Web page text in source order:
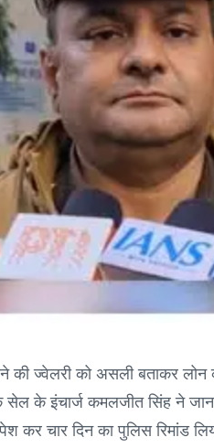
की ज्वेलरी को असली बताकर लोन
सेल के इंचार्ज कमलजीत सिंह ने
कर चार दिन का पुलिस रिमांड